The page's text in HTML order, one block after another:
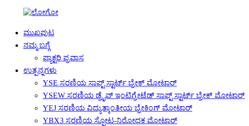
ಮುಖಪುಟ
ನಮ್ಮ ಬಗ್ಗೆ
ಫ್ಯಾಕ್ಟರಿ ಪ್ರವಾಸ
ಉತ್ಪನ್ನಗಳು
YSE ಸರಣಿಯ ಸಾಫ್ಟ್ ಸ್ಟಾರ್ಟ್ ಬ್ರೇಕ್ ಮೋಟಾರ್
YSEW ಸರಣಿಯ ಡ್ರೈವ್ ಇಂಟಿಗ್ರೇಟೆಡ್ ಸಾಫ್ಟ್ ಸ್ಟಾರ್ಟ್ ಬ್ರೇಕ್ ಮೋಟಾರ್
YEJ ಸರಣಿಯ ವಿದ್ಯುತ್ಕಾಂತೀಯ ಬ್ರೇಕಿಂಗ್ ಮೋಟಾರ್
YBX3 ಸರಣಿಯ ಸ್ಫೋಟ-ನಿರೋಧಕ ಮೋಟಾರ್